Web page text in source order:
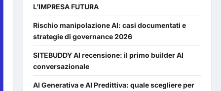
L’IMPRESA FUTURA
Rischio manipolazione AI: casi documentati e
strategie di governance 2026
SITEBUDDY AI recensione: il primo builder AI
conversazionale
AI Generativa e AI Predittiva: quale scegliere per